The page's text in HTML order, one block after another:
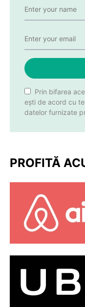
Prin bifarea
ești de acord cu
datelor furnizate
PROFITĂ